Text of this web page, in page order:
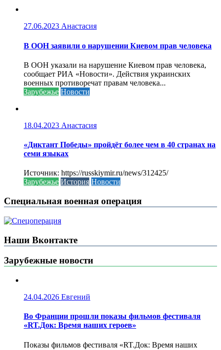
27.06.2023 Анастасия
В ООН заявили о нарушении Киевом прав человека
В ООН указали на нарушение Киевом прав человека,
сообщает РИА «Новости». Действия украинских
военных противоречат правам человека...
Зарубежье Новости
18.04.2023 Анастасия
«Диктант Победы» пройдёт более чем в 40 странах на
семи языках
Источник: https://russkiymir.ru/news/312425/
Зарубежье История Новости
Специальная военная операция
Наши Вконтакте
Зарубежные новости
24.04.2026 Евгений
Во Франции прошли показы фильмов фестиваля
«RT.Док: Время наших героев»
Показы фильмов фестиваля «RT.Док: Время наших